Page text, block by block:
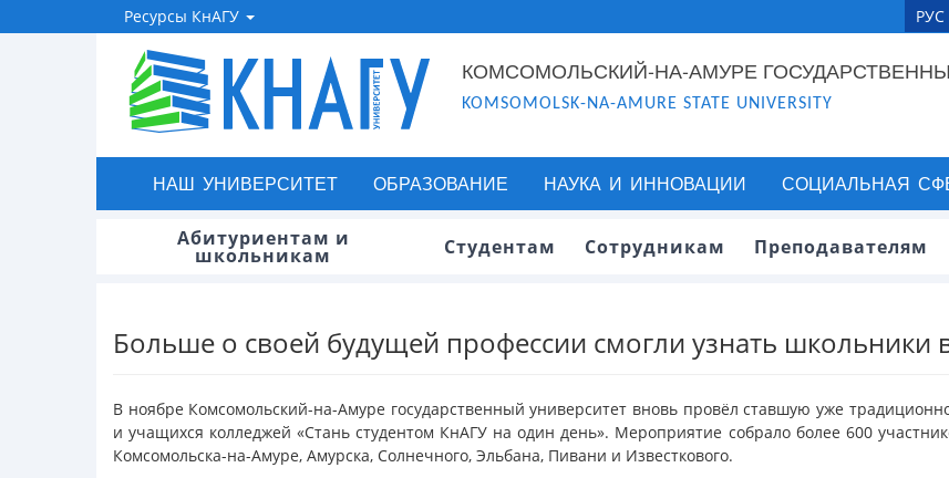
Ресурсы КнАГУ РУС
КОМСОМОЛЬСКИЙ-НА-АМУРЕ
KOMSOMOLSK-NA-AMURE STATE UNIVERSITY
НАШ УНИВЕРСИТЕТ ОБРАЗОВАНИЕ НАУКА И ИННОВАЦИИ СОЦИАЛЬНАЯ
Абитуриентам и
школьникам Студентам Сотрудникам Преподавателям
Больше о своей будущей профессии смогли узнать школьники
В ноябре Комсомольский-на-Амуре государственный университет вновь провёл ставшую уже
и учащихся колледжей «Стань студентом КнАГУ на один день». Мероприятие собрало более 600
Комсомольска-на-Амуре, Амурска, Солнечного, Эльбана, Пивани и Известкового.